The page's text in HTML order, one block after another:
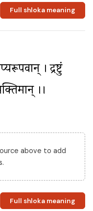
Full shloka meaning
। द्रष्टुं
।।
above to add
Full shloka meaning